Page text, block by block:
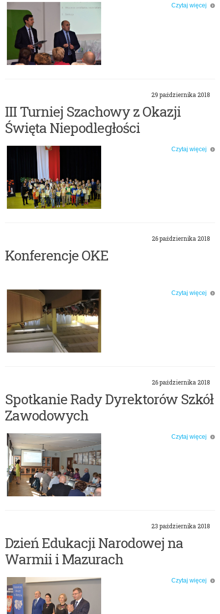
Czytaj więcej
o: Szkoły z Certyfikatem Piłka Nożna w Szkole
29 października 2018
III Turniej Szachowy z Okazji
Święta Niepodległości
Czytaj więcej
o: III Turniej Szachowy z Okazji Święta Niepodległości
26 października 2018
Konferencje OKE
Czytaj więcej
o: Konferencje OKE
26 października 2018
Spotkanie Rady Dyrektorów Szkół
Zawodowych
Czytaj więcej
o: Spotkanie Rady Dyrektorów Szkół Zawodowych
23 października 2018
Dzień Edukacji Narodowej na
Warmii i Mazurach
Czytaj więcej
o: Dzień Edukacji Narodowej na Warmii i Mazurach